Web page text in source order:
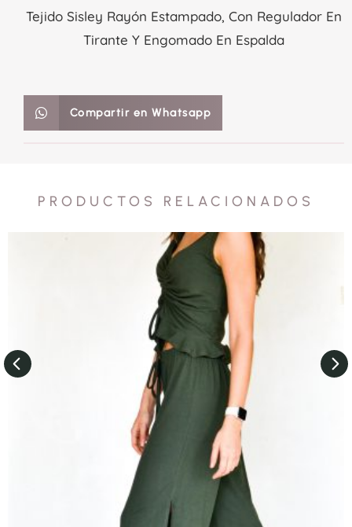
Tejido Sisley Rayón Estampado, Con Regulador En
Tirante Y Engomado En Espalda
Compartir en Whatsapp
PRODUCTOS RELACIONADOS